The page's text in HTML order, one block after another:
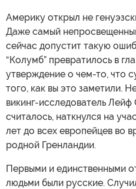
Америку открыл не
Даже самый
сейчас допустит такую
“Колумб” превратилось в
утверждение о чем-то, что
того, как вы это заметили.
викинг-исследователь Лейф
считалось, наткнулся на
лет до всех европейцев во
родной Гренландии.
Первыми и единственными
людьми были русские.